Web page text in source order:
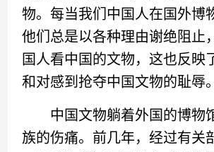
物。每当我们中国人在国外博
他们总是以各种理由谢绝阻止
国人看中国的文物，这也反映
和对感到抢夺中国文物的耻辱。
中国文物躺着外国的博物
族的伤痛。前几年，经过有关